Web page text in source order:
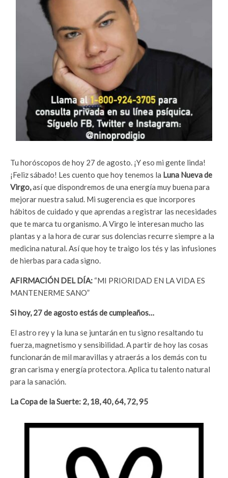
Tu horóscopos de hoy 27 de agosto. ¡Y eso mi gente linda!
¡Feliz sábado! Les cuento que hoy tenemos la Luna Nueva de
Virgo,así que dispondremos de una energía muy buena para
mejorar nuestra salud. Mi sugerencia es que incorpores
hábitos de cuidado y que aprendas a registrar las necesidades
que te marca tu organismo. A Virgo le interesan mucho las
plantas y a la hora de curar sus dolencias recurre siempre a la
medicina natural. Así que hoy te traigo los tés y las infusiones
de hierbas para cada signo.
AFIRMACIÓN DEL DÍA: “MI PRIORIDAD EN LA VIDA ES
MANTENERME SANO”
Si hoy, 27 de agosto estás de cumpleaños…
El astro rey y la luna se juntarán en tu signo resaltando tu
fuerza, magnetismo y sensibilidad. A partir de hoy las cosas
funcionarán de mil maravillas y atraerás a los demás con tu
gran carisma y energía protectora. Aplica tu talento natural
para la sanación.
La Copa de la Suerte: 2, 18, 40, 64, 72, 95